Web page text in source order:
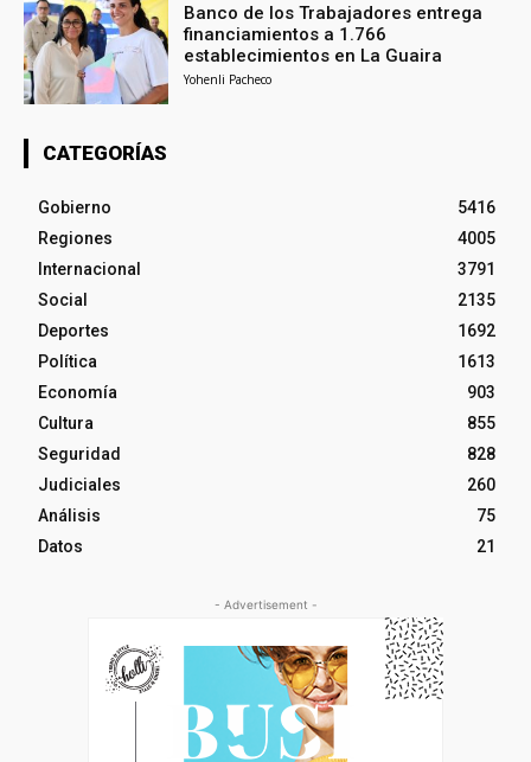
Banco de los Trabajadores entrega
financiamientos a 1.766
establecimientos en La Guaira
Yohenli Pacheco
CATEGORÍAS
Gobierno
5416
Regiones
4005
Internacional
3791
Social
2135
Deportes
1692
Política
1613
Economía
903
Cultura
855
Seguridad
828
Judiciales
260
Análisis
75
Datos
21
- Advertisement -